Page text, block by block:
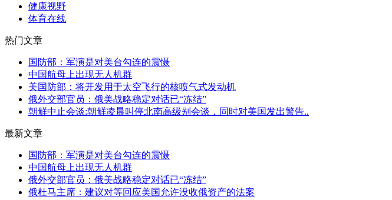
健康视野
体育在线
热门文章
国防部：军演是对美台勾连的震慑
中国航母上出现无人机群
美国防部：将开发用于太空飞行的核喷气式发动机
俄外交部官员：俄美战略稳定对话已“冻结”
朝鲜中止会谈:朝鲜凌晨叫停北南高级别会谈，同时对美国发出警告..
最新文章
国防部：军演是对美台勾连的震慑
中国航母上出现无人机群
俄外交部官员：俄美战略稳定对话已“冻结”
俄杜马主席：建议对等回应美国允许没收俄资产的法案